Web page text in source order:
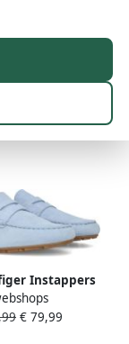
Laarzen
Instappers
SUEDE DRIVER
€ 79,99